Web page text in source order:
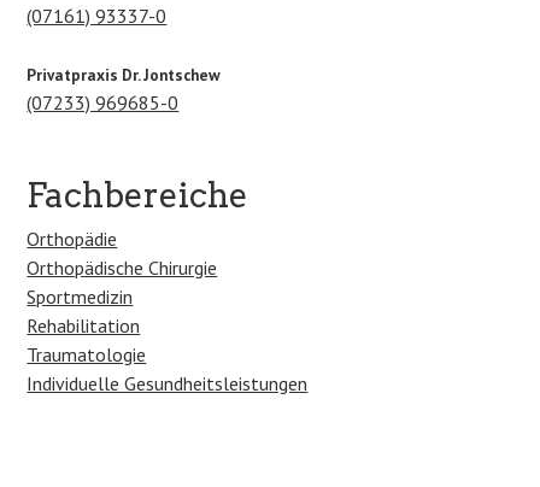
(07161) 93337-0
Privatpraxis Dr. Jontschew
(07233) 969685-0
Fachbereiche
Orthopädie
Orthopädische Chirurgie
Sportmedizin
Rehabilitation
Traumatologie
Individuelle Gesundheitsleistungen